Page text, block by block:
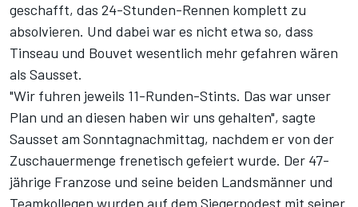
geschafft, das 24-Stunden-Rennen komplett zu
absolvieren. Und dabei war es nicht etwa so, dass
Tinseau und Bouvet wesentlich mehr gefahren wären
als Sausset.
"Wir fuhren jeweils 11-Runden-Stints. Das war unser
Plan und an diesen haben wir uns gehalten", sagte
Sausset am Sonntagnachmittag, nachdem er von der
Zuschauermenge frenetisch gefeiert wurde. Der 47-
jährige Franzose und seine beiden Landsmänner und
Teamkollegen wurden auf dem Siegerpodest mit seiner